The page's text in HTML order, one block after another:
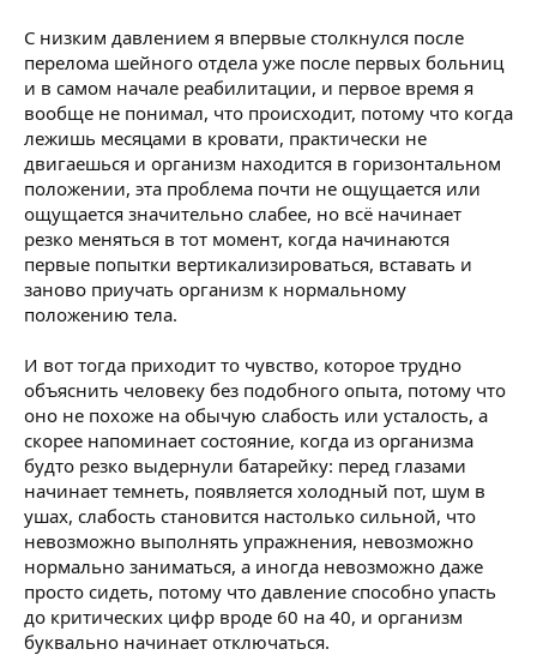
С низким давлением я впервые столкнулся после
перелома шейного отдела уже после первых больниц
и в самом начале реабилитации, и первое время я
вообще не понимал, что происходит, потому что когда
лежишь месяцами в кровати, практически не
двигаешься и организм находится в горизонтальном
положении, эта проблема почти не ощущается или
ощущается значительно слабее, но всё начинает
резко меняться в тот момент, когда начинаются
первые попытки вертикализироваться, вставать и
заново приучать организм к нормальному
положению тела.
И вот тогда приходит то чувство, которое трудно
объяснить человеку без подобного опыта, потому что
оно не похоже на обычую слабость или усталость, а
скорее напоминает состояние, когда из организма
будто резко выдернули батарейку: перед глазами
начинает темнеть, появляется холодный пот, шум в
ушах, слабость становится настолько сильной, что
невозможно выполнять упражнения, невозможно
нормально заниматься, а иногда невозможно даже
просто сидеть, потому что давление способно упасть
до критических цифр вроде 60 на 40, и организм
буквально начинает отключаться.